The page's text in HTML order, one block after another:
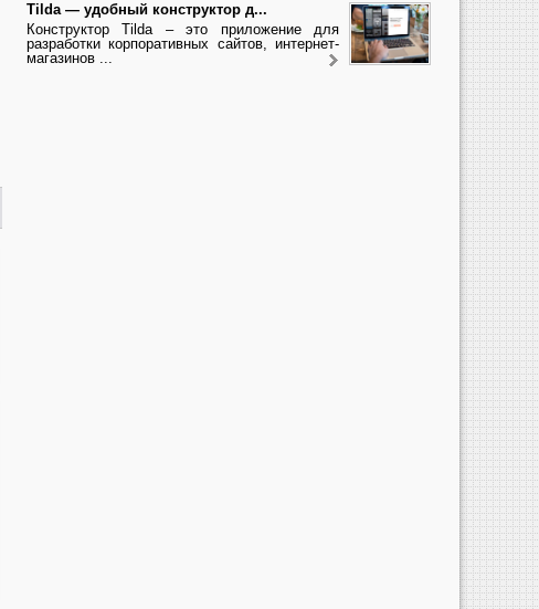
Tilda — удобный конструктор д...
Конструктор Tilda – это приложение для
разработки корпоративных сайтов, интернет-
магазинов ...